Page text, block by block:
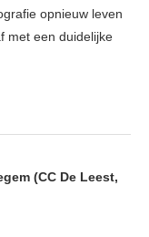
opnieuw leven
met een duidelijke
(CC De Leest,